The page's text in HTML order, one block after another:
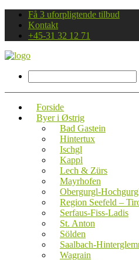
Få 3 uforpligtende tilbud
Kontakt
+45-31 32 12 71
Forside
Byer i Østrig
Bad Gastein
Hintertux
Ischgl
Kappl
Lech & Zürs
Mayrhofen
Obergurgl-
Region Seefeld –
Serfaus-Fiss-Ladis
St. Anton
Sölden
Saalbach-
Wagrain